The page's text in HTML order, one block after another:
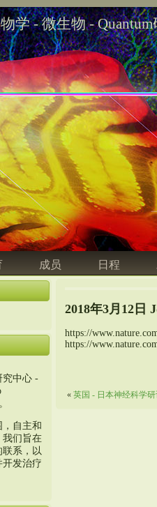
学 - 微生物 -
成员 日程
究中心 -
自主和
我们旨在
联系，以
开发治疗
2018年3月12日
https://
https://
« 英国 - 日本神经科学